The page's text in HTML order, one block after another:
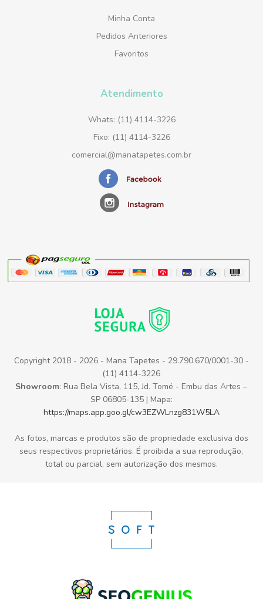
Minha Conta
Pedidos Anteriores
Favoritos
Atendimento
Whats: (11) 4114-3226
Fixo: (11) 4114-3226
comercial@manatapetes.com.br
Copyright 2018 - 2026 - Mana Tapetes - 29.790.670/0001-30 -
(11) 4114-3226
Showroom: Rua Bela Vista, 115, Jd. Tomé - Embu das Artes –
SP 06805-135 | Mapa:
https://maps.app.goo.gl/cw3EZWLnzg831W5LA
As fotos, marcas e produtos são de propriedade exclusiva dos
seus respectivos proprietários. É proibida a sua reprodução,
total ou parcial, sem autorização dos mesmos.